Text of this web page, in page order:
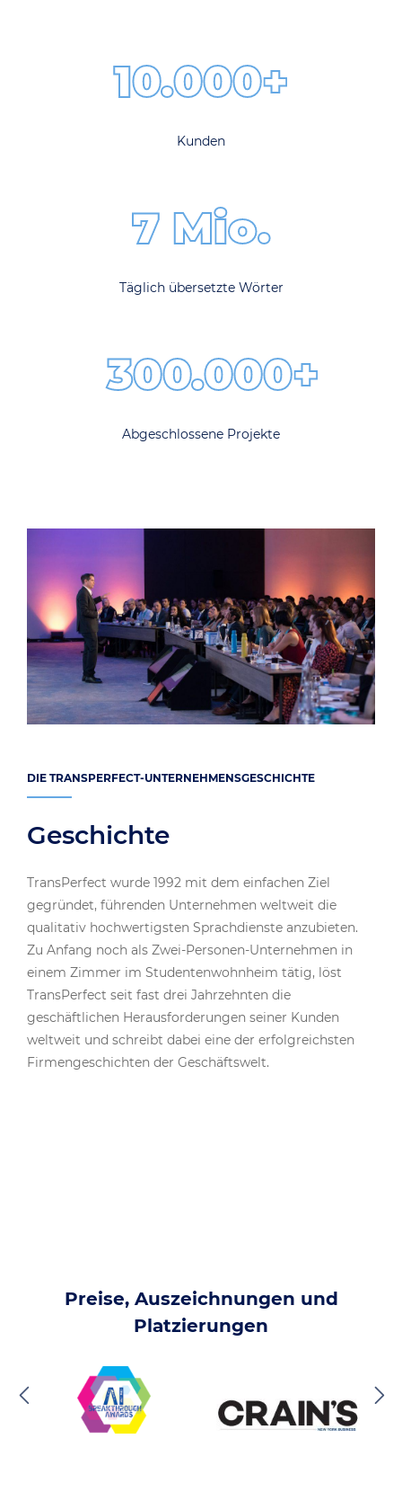
10.000+
Kunden
7 Mio.
Täglich übersetzte Wörter
300.000+
Abgeschlossene Projekte
DIE TRANSPERFECT-UNTERNEHMENSGESCHICHTE
Geschichte
TransPerfect wurde 1992 mit dem einfachen Ziel
gegründet, führenden Unternehmen weltweit die
qualitativ hochwertigsten Sprachdienste anzubieten.
Zu Anfang noch als Zwei-Personen-Unternehmen in
einem Zimmer im Studentenwohnheim tätig, löst
TransPerfect seit fast drei Jahrzehnten die
geschäftlichen Herausforderungen seiner Kunden
weltweit und schreibt dabei eine der erfolgreichsten
Firmengeschichten der Geschäftswelt.
Preise, Auszeichnungen und
Platzierungen